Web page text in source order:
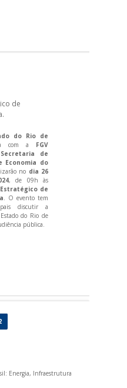
de
do Rio de
com a FGV
Secretaria de
Economia do
no dia 26
, de 09h às
de
. O evento tem
discutir a
do Rio de
pública.
Energia, Infraestrutura